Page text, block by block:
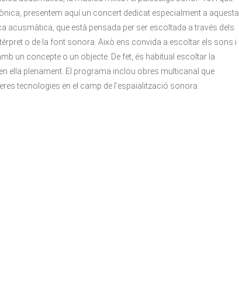
presentem aquí un concert dedicat especialment a aquesta
acusmàtica, que està pensada per ser escoltada a través dels
o de la font sonora. Això ens convida a escoltar els sons i
un concepte o un objecte. De fet, és habitual escoltar la
ella plenament. El programa inclou obres multicanal que
tecnologies en el camp de l’espaialització sonora.